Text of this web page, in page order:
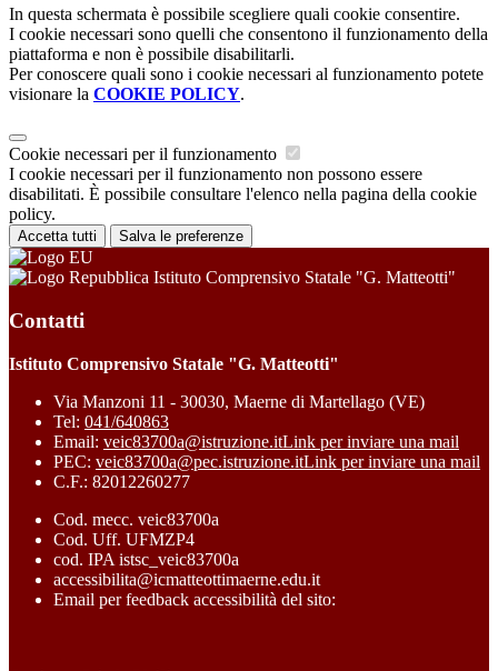
In questa schermata è possibile scegliere quali cookie consentire.
I cookie necessari sono quelli che consentono il funzionamento della
piattaforma e non è possibile disabilitarli.
Per conoscere quali sono i cookie necessari al funzionamento potete
visionare la COOKIE POLICY.
Cookie necessari per il funzionamento
I cookie necessari per il funzionamento non possono essere
disabilitati. È possibile consultare l'elenco nella pagina della cookie
policy.
Accetta tutti Salva le preferenze
Istituto Comprensivo Statale "G. Matteotti"
Contatti
Istituto Comprensivo Statale "G. Matteotti"
Via Manzoni 11 - 30030, Maerne di Martellago (VE)
Tel: 041/640863
Email: veic83700a@istruzione.itLink per inviare una mail
PEC: veic83700a@pec.istruzione.itLink per inviare una mail
C.F.: 82012260277
Cod. mecc. veic83700a
Cod. Uff. UFMZP4
cod. IPA istsc_veic83700a
accessibilita@icmatteottimaerne.edu.it
Email per feedback accessibilità del sito: